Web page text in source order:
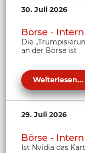
30. Juli 2026
Börse - Intern
Die
an der Börse ist
Weiterlesen...
29. Juli 2026
Börse - Intern
Ist Nvidia das